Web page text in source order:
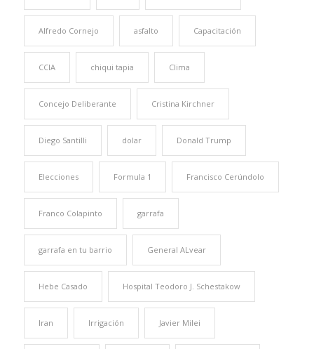
Alfredo Cornejo asfalto Capacitación
CCIA chiqui tapia Clima
Concejo Deliberante Cristina Kirchner
Diego Santilli dolar Donald Trump
Elecciones Formula 1 Francisco Cerúndolo
Franco Colapinto garrafa
garrafa en tu barrio General ALvear
Hebe Casado Hospital Teodoro J. Schestakow
Iran Irrigación Javier Milei